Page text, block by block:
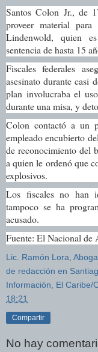
Santos Colon Jr., de
proveer material para
Lindenwold, quien
sentencia de hasta 15
Fiscales federales
asesinato durante casi
plan involucraba el
durante una misa, y
Colon contactó a un
empleado encubierto
de reconocimiento del
a quien le ordenó que
explosivos.
Los fiscales no han
tampoco se ha
acusado.
Fuente: El Nacional de
Lic. Ramón Lora,
de redacción en
Información, El Caribe/
18:21
Compartir
No hay